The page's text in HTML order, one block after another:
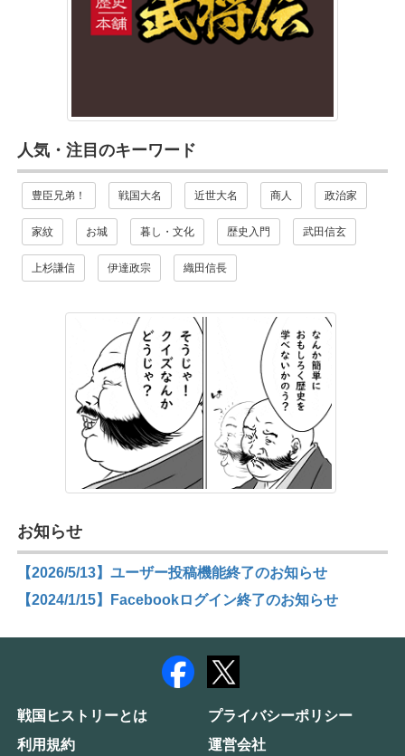
人気・注目のキーワード
豊臣兄弟！ 戦国大名 近世大名 商人 政治家
家紋 お城 暮し・文化 歴史入門 武田信玄
上杉謙信 伊達政宗 織田信長
お知らせ
【2026/5/13】ユーザー投稿機能終了のお知らせ
【2024/1/15】Facebookログイン終了のお知らせ
戦国ヒストリーとは
プライバシーポリシー
利用規約
運営会社